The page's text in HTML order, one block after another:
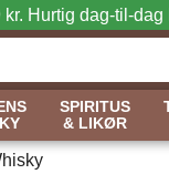
kr. Hurtig dag-til-dag
SPIRITUS
& LIKØR